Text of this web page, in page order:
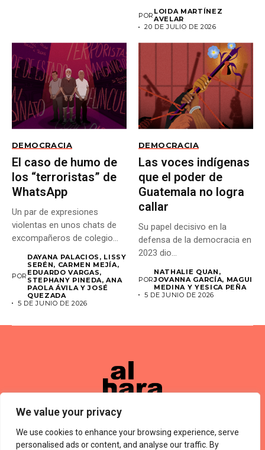
We value your privacy
We use cookies to enhance your browsing experience, serve
personalised ads or content, and analyse our traffic. By
POR LOIDA MARTÍNEZ
AVELAR
20 DE JULIO DE 2026
DEMOCRACIA
El caso de humo de
los “terroristas” de
WhatsApp
Un par de expresiones
violentas en unos chats de
excompañeros de colegio...
POR
DAYANA PALACIOS, LISSY
SERÉN, CARMEN MEJÍA,
EDUARDO VARGAS,
STEPHANY PINEDA, ANA
PAOLA ÁVILA Y JOSÉ
QUEZADA
5 DE JUNIO DE 2026
DEMOCRACIA
Las voces indígenas
que el poder de
Guatemala no logra
callar
Su papel decisivo en la
defensa de la democracia en
2023 dio...
POR
NATHALIE QUAN,
JOVANNA GARCÍA, MAGUI
MEDINA Y YESICA PEÑA
5 DE JUNIO DE 2026
Términos De UsoAbout UsPolítica De Privacidad
Private PolicyForums